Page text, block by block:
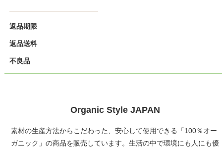
返品期限
返品送料
不良品
Organic Style JAPAN
素材の生産方法からこだわった、安心して使用できる「100％オー
ガニック」の商品を販売しています。生活の中で環境にも人にも優